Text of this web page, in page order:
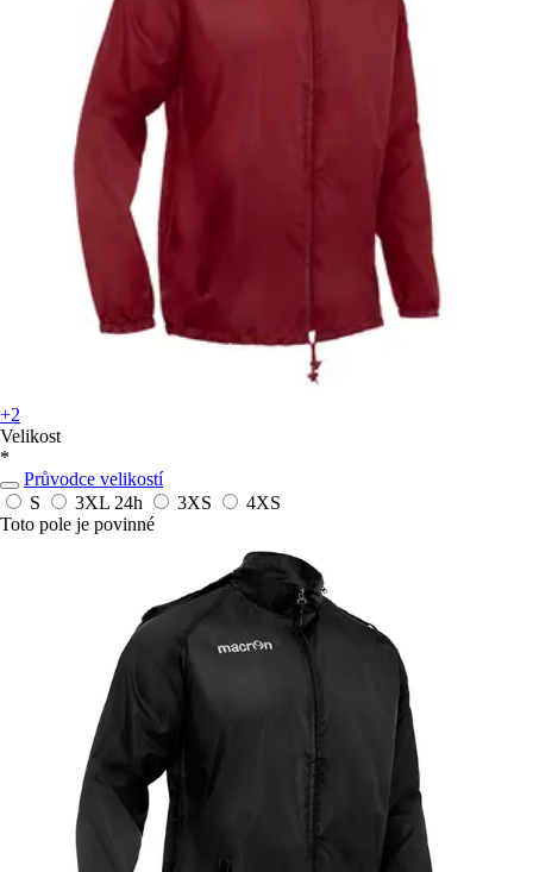
+2
Velikost
*
Průvodce velikostí
S
3XL 24h 3XS
4XS
Toto pole je povinné